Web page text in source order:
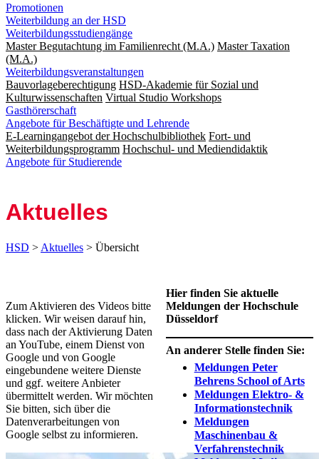
Promotionen
Weiterbildung an der HSD
Weiterbildungsstudiengänge
Master Begutachtung im Familienrecht (M.A.) Master Taxation
(M.A.)
Weiterbildungsveranstaltungen
Bauvorlageberechtigung HSD-Akademie für Sozial und
Kulturwissenschaften Virtual Studio Workshops
Gasthörerschaft
Angebote für Beschäftigte und Lehrende
E-Learningangebot der Hochschulbibliothek Fort- und
Weiterbildungsprogramm Hochschul- und Mediendidaktik
Angebote für Studierende
Aktuelles
HSD > Aktuelles > Übersicht
Zum Aktivieren des Videos bitte
klicken. Wir weisen darauf hin,
dass nach der Aktivierung Daten
an YouTube, einem Dienst von
Google und von Google
eingebundene weitere Dienste
und ggf. weitere Anbieter
übermittelt werden. Wir möchten
Sie bitten, sich über die
Datenverarbeitungen von
Google selbst zu informieren.
​Hier finden Sie aktuelle
Meldungen der Hochschule
Düsseldorf
An anderer Stelle finden Sie:
Meldungen Peter
Behrens School of Arts
Meldungen Elektro- &
Informationstechnik
Meldungen
Maschinenbau &
Verfahrenstechnik